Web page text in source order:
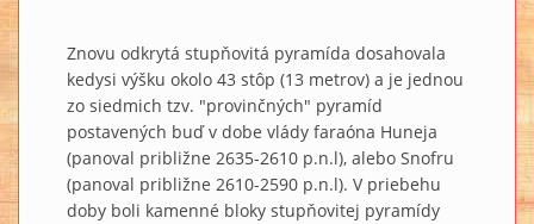
Znovu odkrytá stupňovitá pyramída dosahovala
kedysi výšku okolo 43 stôp (13 metrov) a je jednou
zo siedmich tzv. "provinčných" pyramíd
postavených buď v dobe vlády faraóna Huneja
(panoval približne 2635-2610 p.n.l), alebo Snofru
(panoval približne 2610-2590 p.n.l). V priebehu
doby boli kamenné bloky stupňovitej pyramídy